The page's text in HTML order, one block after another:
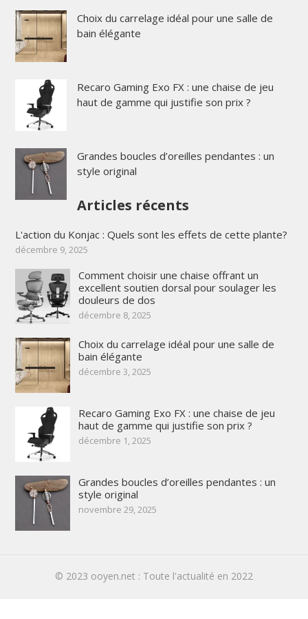
Choix du carrelage idéal pour une salle de
bain élégante
Recaro Gaming Exo FX : une chaise de jeu
haut de gamme qui justifie son prix ?
Grandes boucles d’oreilles pendantes : un
style original
Articles récents
L'action du Konjac : Quels sont les effets de cette plante?
décembre 9, 2025
Comment choisir une chaise offrant un
excellent soutien dorsal pour soulager les
douleurs de dos
décembre 8, 2025
Choix du carrelage idéal pour une salle de
bain élégante
décembre 3, 2025
Recaro Gaming Exo FX : une chaise de jeu
haut de gamme qui justifie son prix ?
décembre 1, 2025
Grandes boucles d’oreilles pendantes : un
style original
novembre 29, 2025
© 2023 ooyen.net : Toute l'actualité en 2022